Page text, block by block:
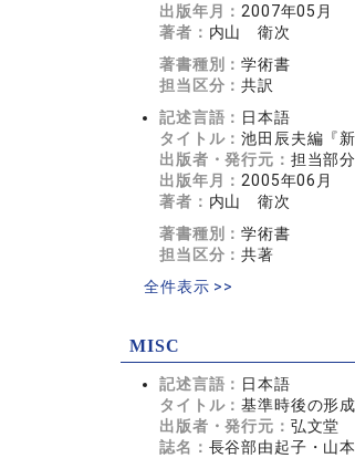
出版年月： 2007年05月
著者： 内山 衛次
著書種別：学術書
担当区分：共訳
記述言語： 日本語
タイトル：池田辰夫編『
出版者・発行元： 担当部
出版年月： 2005年06月
著者： 内山 衛次
著書種別：学術書
担当区分：共著
全件表示 >>
MISC
記述言語： 日本語
タイトル：基準時後の形
出版者・発行元： 弘文堂
誌名： 長谷部由起子・山